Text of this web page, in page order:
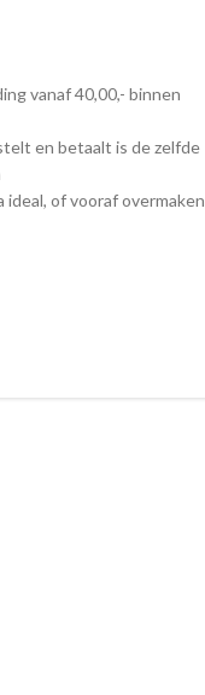
vanaf 40,00,- binnen
en betaalt is de zelfde
ideal, of vooraf overmaken